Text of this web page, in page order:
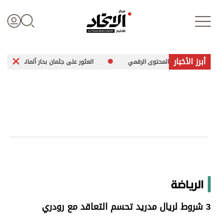
علوم الدار
اقتصاد
أبرز الأخبار
في المحتوى الرقمي العثور على جثمان بحار ألماني مفقود جنوب بحر إيجه
الرياضة
3 شروط لريال مدريد تحسم التعاقد مع رودري